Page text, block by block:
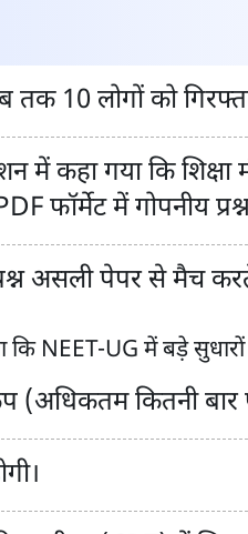
10 लोगों को
में कहा गया कि शिक्षा
फॉर्मेट में गोपनीय
असली पेपर से मैच
कि NEET-UG में बड़े सुधारों
(अधिकतम कितनी बार